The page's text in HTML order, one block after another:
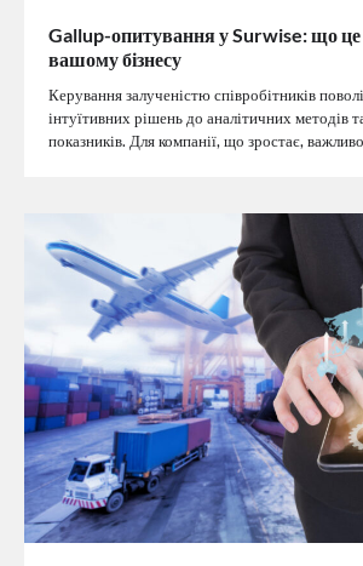
Gallup-опитування у Surwise: що це
вашому бізнесу
Керування залученістю співробітників
інтуїтивних рішень до аналітичних методів
показників. Для компанії, що зростає,